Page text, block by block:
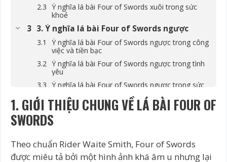
Ý nghĩa lá bài Four of Swords xuôi trong sức
khoẻ
3. Ý nghĩa lá bài Four of Swords ngược
Ý nghĩa lá bài Four of Swords ngược trong công
việc và tiền bạc
Ý nghĩa lá bài Four of Swords ngược trong tình
yêu
Ý nghĩa lá bài Four of Swords ngược trong sức
4. Tương quan của Four of Swords với các lá
bài trong trải bài
Four of Swords và The Empress
Four of Swords và The Devil
1. GIỚI THIỆU CHUNG VỀ LÁ BÀI FOUR OF
SWORDS
Theo chuẩn Rider Waite Smith, Four of Swords
được miêu tả bởi một hình ảnh khá âm u nhưng lại